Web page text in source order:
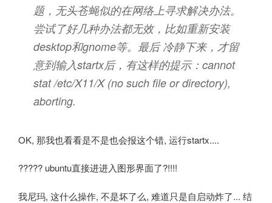
题，无头苍蝇似的在网络上寻求解决办法。
尝试了好几种办法都无效，比如重新安装
desktop和gnome等。最后 冷静下来，才留
意到输入startx后，有这样的提示：cannot
stat /etc/X11/X (no such file or directory),
aborting.
OK, 那我也看看是不是也会报这个错, 运行startx....
????? ubuntu直接进进入图形界面了?!!!!
我尼玛, 这什么操作, 不是坏了么, 难道只是自启动炸了... 结